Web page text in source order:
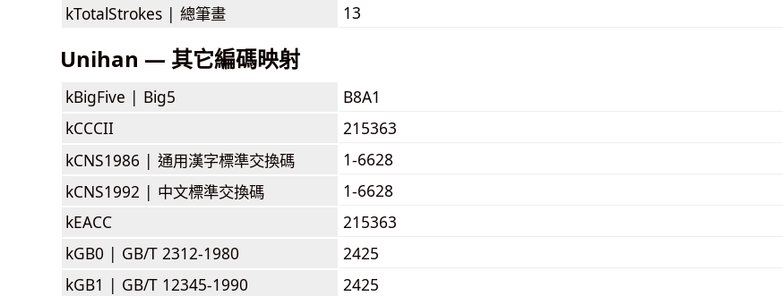
kTotalStrokes | 總筆畫 13
Unihan — 其它編碼映射
kBigFive | Big5
B8A1
kCCCII
215363
kCNS1986 | 通用漢字標準交換碼
1-6628
kCNS1992 | 中文標準交換碼
1-6628
kEACC
215363
kGB0 | GB/T 2312-1980
2425
kGB1 | GB/T 12345-1990
2425